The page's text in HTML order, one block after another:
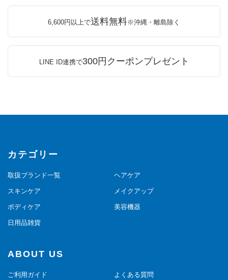
6,600円以上で送料無料※沖縄・離島除く
LINE ID連携で300円クーポンプレゼント
カテゴリー
取扱ブランド一覧 ヘアケア
スキンケア メイクアップ
ボディケア 美容機器
日用品雑貨
ABOUT US
ご利用ガイド よくある質問